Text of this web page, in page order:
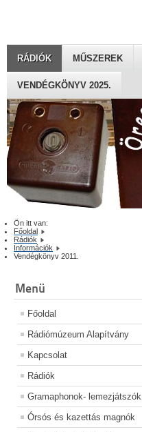
RÁDIÓK MŰSZEREK
VENDÉGKÖNYV 2025.
Ön itt van:
Főoldal
Rádiók
Információk
Vendégkönyv 2011.
Menü
Főoldal
Rádiómúzeum Alapítvány
Kapcsolat
Rádiók
Gramaphonok- lemezjátszók
Órsós és kazettás magnók